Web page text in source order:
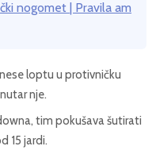
nogomet | Pravila am
loptu u protivničku
nje.
tim pokušava šutirati
15 jardi.